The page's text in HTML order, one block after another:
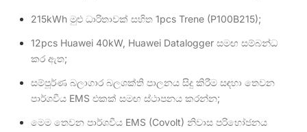
215kWh මුළු ධාරිතාවක් සහිත 1pcs Trene (P100B215);
12pcs Huawei 40kW, Huawei Datalogger සමඟ සම්බන්ධ
කර ඇත;
සම්පූර්ණ බලාගාර බලශක්ති පාලනය සිදු කිරීම සඳහා තෙවන
පාර්ශවීය EMS එකක් සමඟ ස්ථාපනය කරන්න;
මෙම තෙවන පාර්ශවීය EMS (Covolt) නිවාස පරිභෝජනය